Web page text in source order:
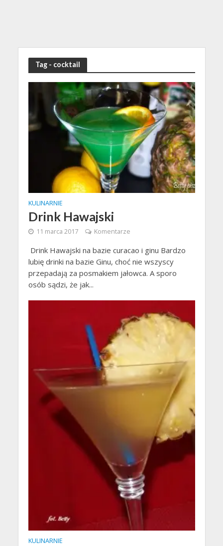
Tag - cocktail
KULINARNIE
Drink Hawajski
11 marca 2017 Komentarze
Drink Hawajski na bazie curacao i ginu Bardzo
lubię drinki na bazie Ginu, choć nie wszyscy
przepadają za posmakiem jałowca. A sporo
osób sądzi, że jak...
KULINARNIE